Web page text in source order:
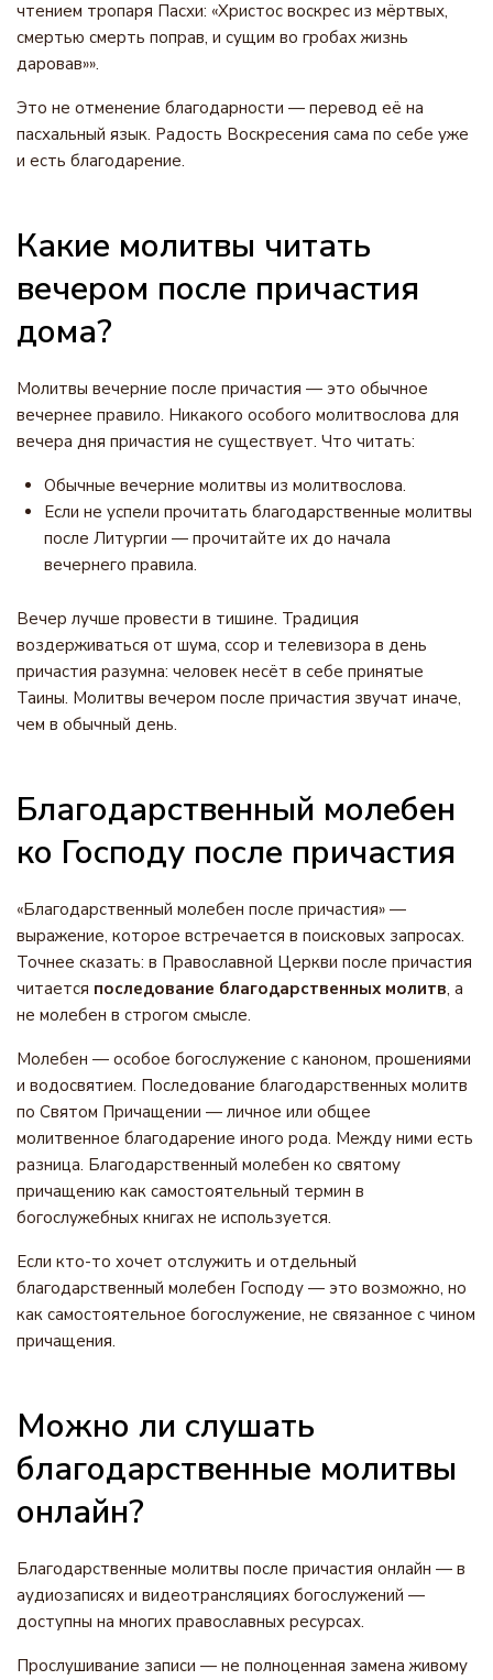
чтением тропаря Пасхи: «Христос воскрес из мёртвых,
смертью смерть поправ, и сущим во гробах жизнь
даровав»».
Это не отменение благодарности — перевод её на
пасхальный язык. Радость Воскресения сама по себе уже
и есть благодарение.
Какие молитвы читать
вечером после причастия
дома?
Молитвы вечерние после причастия — это обычное
вечернее правило. Никакого особого молитвослова для
вечера дня причастия не существует. Что читать:
Обычные вечерние молитвы из молитвослова.
Если не успели прочитать благодарственные молитвы
после Литургии — прочитайте их до начала
вечернего правила.
Вечер лучше провести в тишине. Традиция
воздерживаться от шума, ссор и телевизора в день
причастия разумна: человек несёт в себе принятые
Таины. Молитвы вечером после причастия звучат иначе,
чем в обычный день.
Благодарственный молебен
ко Господу после причастия
«Благодарственный молебен после причастия» —
выражение, которое встречается в поисковых запросах.
Точнее сказать: в Православной Церкви после причастия
читается последование благодарственных молитв, а
не молебен в строгом смысле.
Молебен — особое богослужение с каноном, прошениями
и водосвятием. Последование благодарственных молитв
по Святом Причащении — личное или общее
молитвенное благодарение иного рода. Между ними есть
разница. Благодарственный молебен ко святому
причащению как самостоятельный термин в
богослужебных книгах не используется.
Если кто-то хочет отслужить и отдельный
благодарственный молебен Господу — это возможно, но
как самостоятельное богослужение, не связанное с чином
причащения.
Можно ли слушать
благодарственные молитвы
онлайн?
Благодарственные молитвы после причастия онлайн — в
аудиозаписях и видеотрансляциях богослужений —
доступны на многих православных ресурсах.
Прослушивание записи — не полноценная замена живому